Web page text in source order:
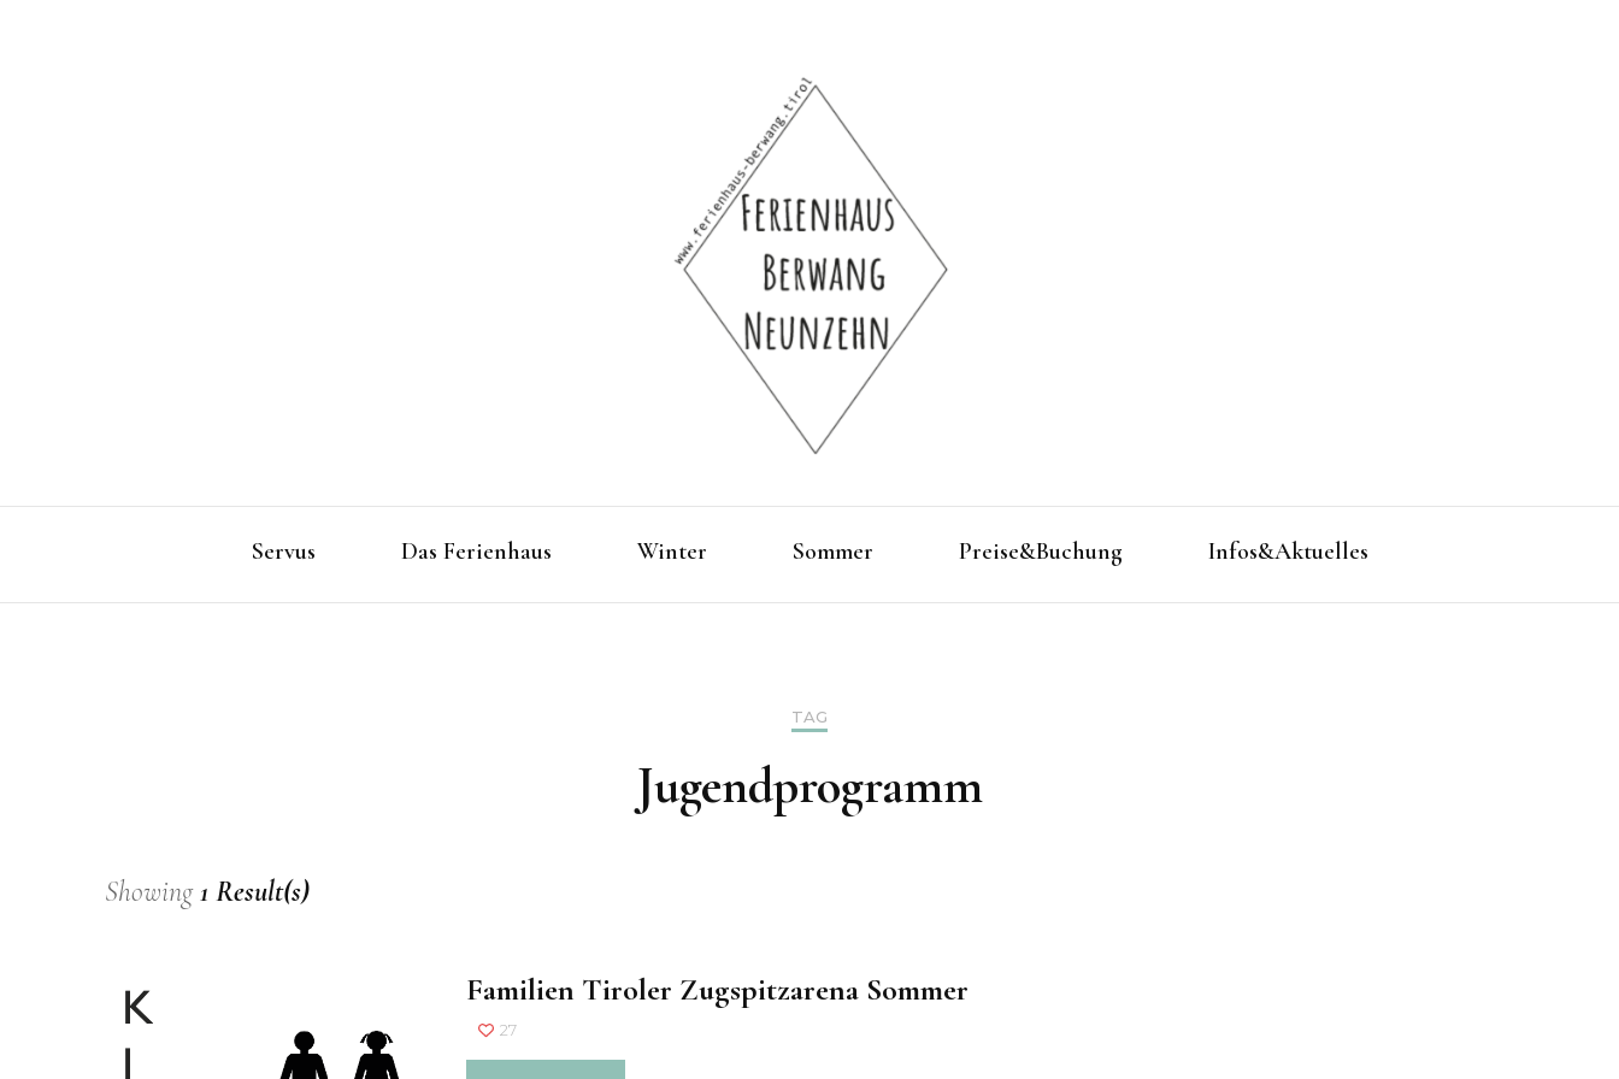
Ferienhaus Berwang Neunzehn
Servus Das Ferienhaus Winter Sommer Preise&Buchung Infos&Aktuelles
TAG
Jugendprogramm
Showing1 Result(s)
Familien Tiroler Zugspitzarena Sommer
27